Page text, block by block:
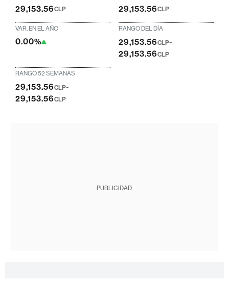
29,153.56CLP 29,153.56CLP
VAR. EN EL AÑO
0.00%
RANGO DEL DÍA
29,153.56CLP-
29,153.56CLP
RANGO 52 SEMANAS
29,153.56CLP-
29,153.56CLP
PUBLICIDAD